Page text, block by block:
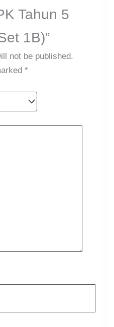
Tahun 5
1B)”
not be published.
*